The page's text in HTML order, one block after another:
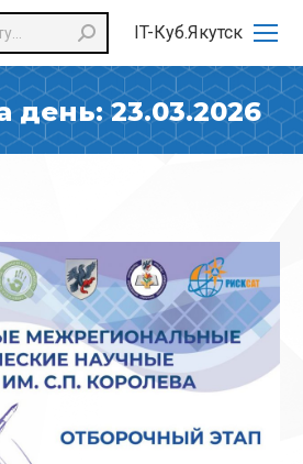
IT-Куб.Якутск
день:23.03.2026